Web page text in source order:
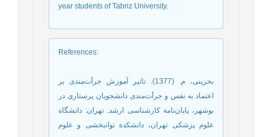
year students of Tabriz University.
References:
بحرینی، م. (1377). تاثیر آموزش جرأت‌مندی بر
اعتماد به نفس و جرأت‌مندی دانشجویان پرستاری در
بوشهر، پایان‌نامة کارشناسی ارشد. تهران: دانشگاه
علوم پزشکی تهران، دانشکدة توانبخشی و علوم